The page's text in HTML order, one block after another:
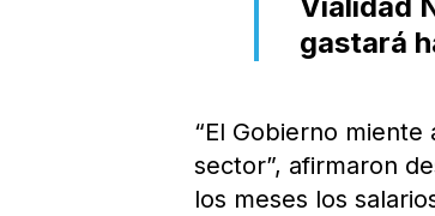
gastará
“El Gobierno
sector”, afirmaron
los meses los